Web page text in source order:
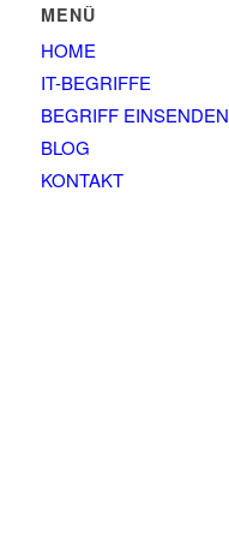
MENÜ
HOME
IT-BEGRIFFE
BEGRIFF EINSENDEN
BLOG
KONTAKT